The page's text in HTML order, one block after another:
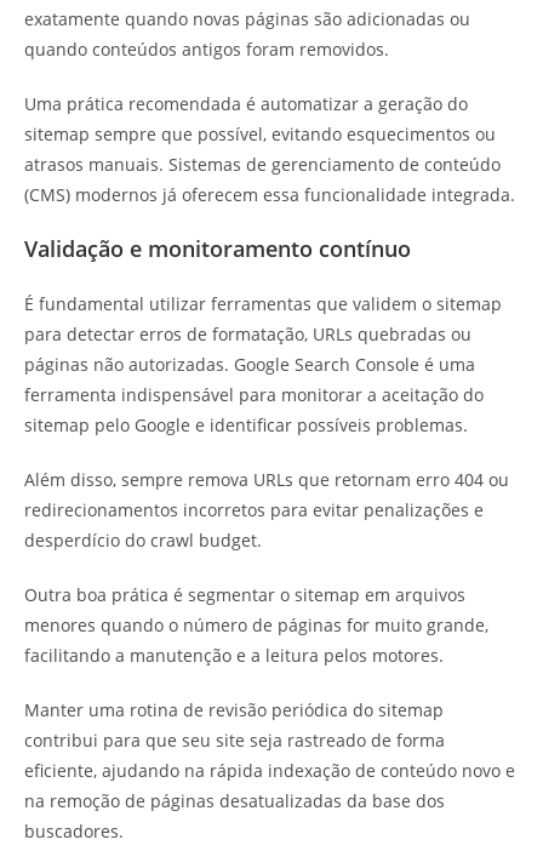
exatamente quando novas páginas são adicionadas ou
quando conteúdos antigos foram removidos.
Uma prática recomendada é automatizar a geração do
sitemap sempre que possível, evitando esquecimentos ou
atrasos manuais. Sistemas de gerenciamento de conteúdo
(CMS) modernos já oferecem essa funcionalidade integrada.
Validação e monitoramento contínuo
É fundamental utilizar ferramentas que validem o sitemap
para detectar erros de formatação, URLs quebradas ou
páginas não autorizadas. Google Search Console é uma
ferramenta indispensável para monitorar a aceitação do
sitemap pelo Google e identificar possíveis problemas.
Além disso, sempre remova URLs que retornam erro 404 ou
redirecionamentos incorretos para evitar penalizações e
desperdício do crawl budget.
Outra boa prática é segmentar o sitemap em arquivos
menores quando o número de páginas for muito grande,
facilitando a manutenção e a leitura pelos motores.
Manter uma rotina de revisão periódica do sitemap
contribui para que seu site seja rastreado de forma
eficiente, ajudando na rápida indexação de conteúdo novo e
na remoção de páginas desatualizadas da base dos
buscadores.